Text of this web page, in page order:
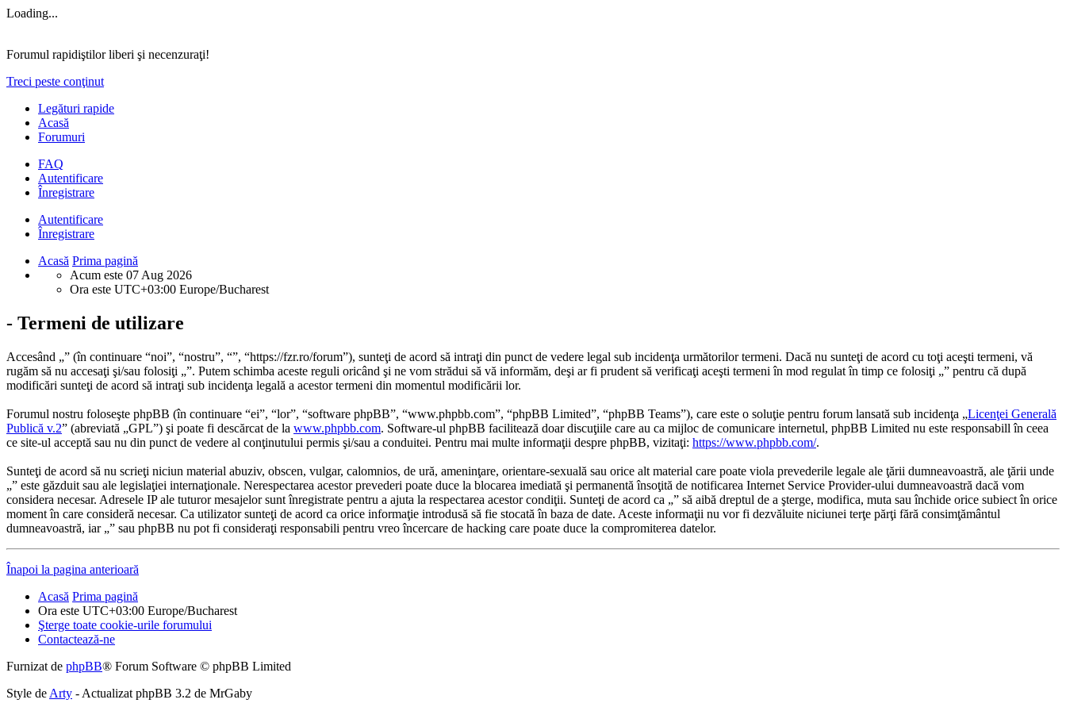
Loading...
Forumul rapidiştilor liberi şi necenzuraţi!
Treci peste conţinut
Legături rapide
Acasă
Forumuri
FAQ
Autentificare
Înregistrare
Autentificare
Înregistrare
Acasă Prima pagină
Acum este 07 Aug 2026
Ora este UTC+03:00 Europe/Bucharest
- Termeni de utilizare
Accesând „” (în continuare “noi”, “nostru”, “”, “https://fzr.ro/forum”), sunteţi de acord să intraţi din punct de vedere legal sub incidenţa următorilor termeni. Dacă nu sunteţi de acord cu toţi aceşti termeni, vă
rugăm să nu accesaţi şi/sau folosiţi „”. Putem schimba aceste reguli oricând şi ne vom strădui să vă informăm, deşi ar fi prudent să verificaţi aceşti termeni în mod regulat în timp ce folosiţi „” pentru că după
modificări sunteţi de acord să intraţi sub incidenţa legală a acestor termeni din momentul modificării lor.
Forumul nostru foloseşte phpBB (în continuare “ei”, “lor”, “software phpBB”, “www.phpbb.com”, “phpBB Limited”, “phpBB Teams”), care este o soluţie pentru forum lansată sub incidenţa „Licenţei Generală
Publică v.2” (abreviată „GPL”) şi poate fi descărcat de la www.phpbb.com. Software-ul phpBB facilitează doar discuţiile care au ca mijloc de comunicare internetul, phpBB Limited nu este responsabill în ceea
ce site-ul acceptă sau nu din punct de vedere al conţinutului permis şi/sau a conduitei. Pentru mai multe informaţii despre phpBB, vizitaţi: https://www.phpbb.com/.
Sunteţi de acord să nu scrieţi niciun material abuziv, obscen, vulgar, calomnios, de ură, ameninţare, orientare-sexuală sau orice alt material care poate viola prevederile legale ale ţării dumneavoastră, ale ţării unde
„” este găzduit sau ale legislaţiei internaţionale. Nerespectarea acestor prevederi poate duce la blocarea imediată şi permanentă însoţită de notificarea Internet Service Provider-ului dumneavoastră dacă vom
considera necesar. Adresele IP ale tuturor mesajelor sunt înregistrate pentru a ajuta la respectarea acestor condiţii. Sunteţi de acord ca „” să aibă dreptul de a şterge, modifica, muta sau închide orice subiect în orice
moment în care consideră necesar. Ca utilizator sunteţi de acord ca orice informaţie introdusă să fie stocată în baza de date. Aceste informaţii nu vor fi dezvăluite niciunei terţe părţi fără consimţământul
dumneavoastră, iar „” sau phpBB nu pot fi consideraţi responsabili pentru vreo încercare de hacking care poate duce la compromiterea datelor.
Înapoi la pagina anterioară
Acasă Prima pagină
Ora este UTC+03:00 Europe/Bucharest
Şterge toate cookie-urile forumului
Contactează-ne
Furnizat de phpBB® Forum Software © phpBB Limited
Style de Arty - Actualizat phpBB 3.2 de MrGaby